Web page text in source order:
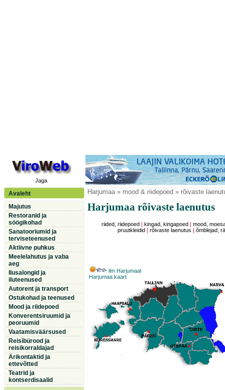
Jaga
Avaleht
Majutus
Restoranid ja
söögikohad
Sanatooriumid ja
terviseteenused
Aktiivne puhkus
Meelelahutus ja vaba
aeg
Ilusalongid ja
iluteenused
Autorent ja transport
Ostukohad ja teenused
Mood ja riidepoed
Konverentsiruumid ja
peoruumid
Vaatamisväärsused
Reisibürood ja
reisikorraldajad
Ärikontaktid ja
ettevõtted
Teatrid ja
kontserdisaalid
Harjumaa» mood & riidepoed » rõivaste
Harjumaa rõivaste laenutus
riided, riidepoed kingad, kingapoed |mood,
pruutkleidid
rõivaste laenutus õmblejad,
ilm Harjumaal
Harjumaa kaart